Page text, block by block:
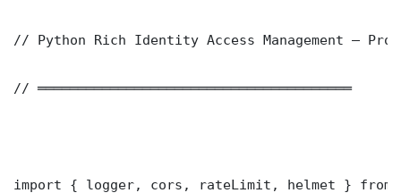
// Python Rich Identity Access Management —
// ═══════════════════════════════════════
import { logger, cors, rateLimit, helmet } from